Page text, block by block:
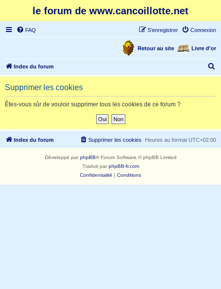
le forum de www.cancoillotte.net
FAQ Connexion
S’enregistrer
Livre d'or
Retour au site
Index du forum
e
h
Supprimer les cookies
Êtes-vous sûr de vouloir supprimer tous les cookies de ce forum ?
Index du forum Heures au format UTC+02:00
Supprimer les cookies
Développé parphpBB® Forum Software © phpBB Limited
Traduit parphpBB-fr.com
Confidentialité | Conditions